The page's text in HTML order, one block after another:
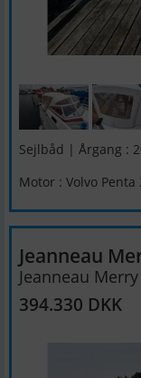
Sejlbåd | Årgang :
Motor : Volvo Penta
Jeanneau
Jeanneau
394.330 DKK